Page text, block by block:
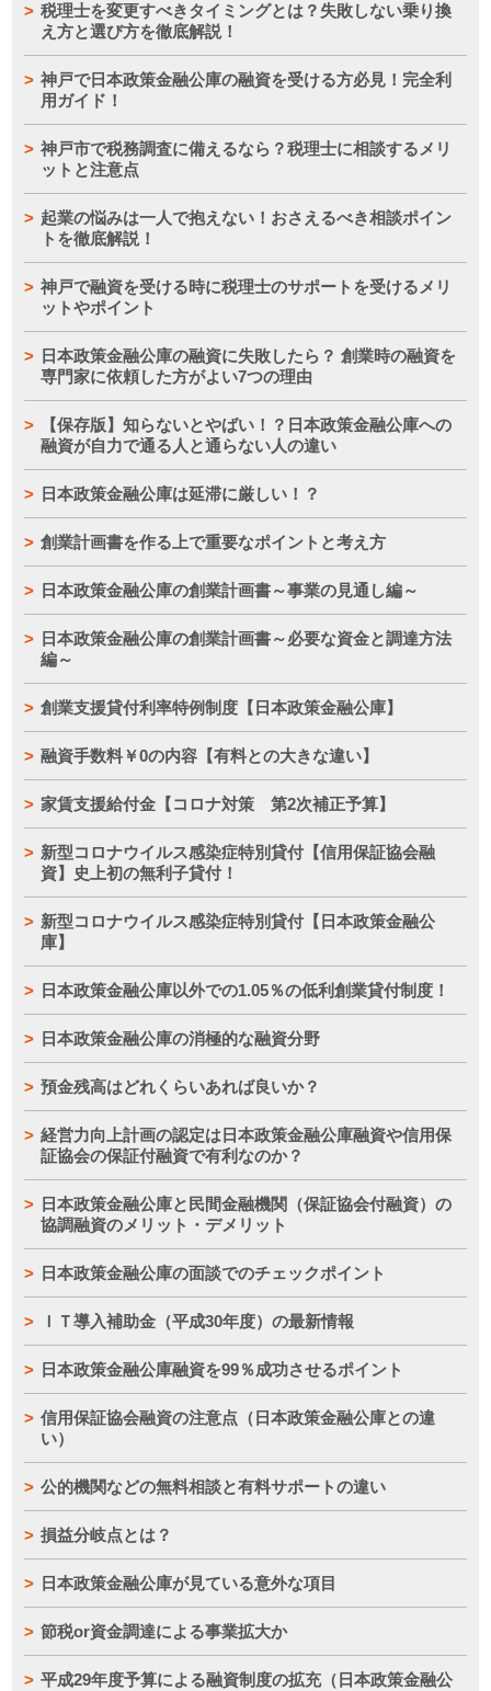
税理士を変更すべきタイミングとは？失敗しない乗り換
え方と選び方を徹底解説！
神戸で日本政策金融公庫の融資を受ける方必見！完全利
用ガイド！
神戸市で税務調査に備えるなら？税理士に相談するメリ
ットと注意点
起業の悩みは一人で抱えない！おさえるべき相談ポイン
トを徹底解説！
神戸で融資を受ける時に税理士のサポートを受けるメリ
ットやポイント
日本政策金融公庫の融資に失敗したら？ 創業時の融資を
専門家に依頼した方がよい7つの理由
【保存版】知らないとやばい！？日本政策金融公庫への
融資が自力で通る人と通らない人の違い
日本政策金融公庫は延滞に厳しい！？
創業計画書を作る上で重要なポイントと考え方
日本政策金融公庫の創業計画書～事業の見通し編～
日本政策金融公庫の創業計画書～必要な資金と調達方法
編～
創業支援貸付利率特例制度【日本政策金融公庫】
融資手数料￥0の内容【有料との大きな違い】
家賃支援給付金【コロナ対策 第2次補正予算】
新型コロナウイルス感染症特別貸付【信用保証協会融
資】史上初の無利子貸付！
新型コロナウイルス感染症特別貸付【日本政策金融公
庫】
日本政策金融公庫以外での1.05％の低利創業貸付制度！
日本政策金融公庫の消極的な融資分野
預金残高はどれくらいあれば良いか？
経営力向上計画の認定は日本政策金融公庫融資や信用保
証協会の保証付融資で有利なのか？
日本政策金融公庫と民間金融機関（保証協会付融資）の
協調融資のメリット・デメリット
日本政策金融公庫の面談でのチェックポイント
ＩＴ導入補助金（平成30年度）の最新情報
日本政策金融公庫融資を99％成功させるポイント
信用保証協会融資の注意点（日本政策金融公庫との違
い）
公的機関などの無料相談と有料サポートの違い
損益分岐点とは？
日本政策金融公庫が見ている意外な項目
節税or資金調達による事業拡大か
平成29年度予算による融資制度の拡充（日本政策金融公